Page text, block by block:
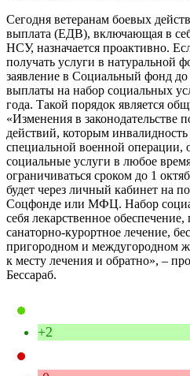
Сегодня ветеранам боевых
выплата (ЕДВ), включающая в
НСУ, назначается проактивно.
получать услуги в натуральной
заявление в Социальный фонд до
выплаты на набор социальных
года. Такой порядок является
«Изменения в законодательстве
действий, которым
специальной военной операции,
социальные услуги в любое
ограничиваться сроком до 1
будет через личный кабинет на
Соцфонде или МФЦ. Набор
себя лекарственное
санаторно-курортное лечение,
пригородном и междугородном
к месту лечения и обратно», –
Бессараб.
+2